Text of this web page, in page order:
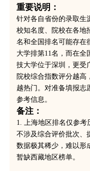
重要说明：
针对各自省份的录取生
校知名度、院校在各地
名和全国排名可能存在
大学排第11名，而在全
技大学位于深圳，更受
院校综合指数评分越高
越热门。对准备填报志
参考信息。
备注：
1. 上海地区排名仅参考
不涉及综合评价批次、
数据极其稀少，难以形
暂缺西藏地区榜单。